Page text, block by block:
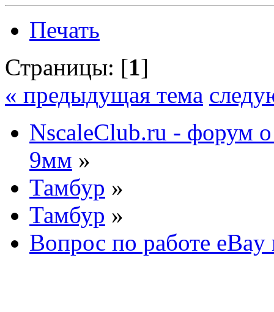
Печать
Страницы: [1]
« предыдущая тема
NscaleClub.ru - форум
9мм »
Тамбур »
Тамбур »
Вопрос по работе eBay